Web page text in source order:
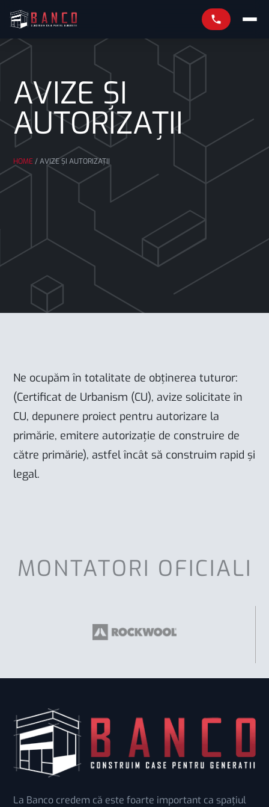
AVIZE ȘI
AUTORIZAȚII
HOME / AVIZE ȘI AUTORIZAȚII
Ne ocupăm în totalitate de obținerea tuturor:
(Certificat de Urbanism (CU), avize solicitate în
CU, depunere proiect pentru autorizare la
primărie, emitere autorizație de construire de
către primărie), astfel încât să construim rapid și
legal.
MONTATORI OFICIALI
La Banco credem că este foarte important ca spațiul